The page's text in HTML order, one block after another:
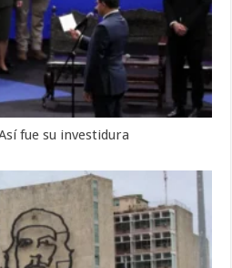
fue su investidura